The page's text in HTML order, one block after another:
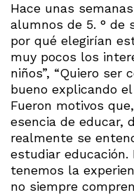
Hace unas
alumnos de 5. ° de
por qué elegirían
muy pocos los
niños”, “Quiero ser
bueno explicando el
Fueron motivos
esencia de educar,
realmente se
estudiar
tenemos la
no siempre